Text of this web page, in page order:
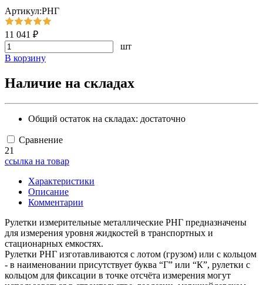
Артикул:РНГ
11 041 ₽
шт
В корзину
Наличие на складах
Общий остаток на складах: достаточно
Сравнение
21
ссылка на товар
Характеристики
Описание
Комментарии
Рулетки измерительные металлические РНГ предназначены
для измерения уровня жидкостей в транспортных и
стационарных емкостях.
Рулетки РНГ изготавливаются с лотом (грузом) или с кольцом
- в наименовании присутствует буква “Г” или “К”, рулетки с
кольцом для фиксации в точке отсчёта измерения могут